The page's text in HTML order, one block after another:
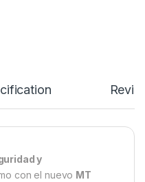
y
con el nuevo MT